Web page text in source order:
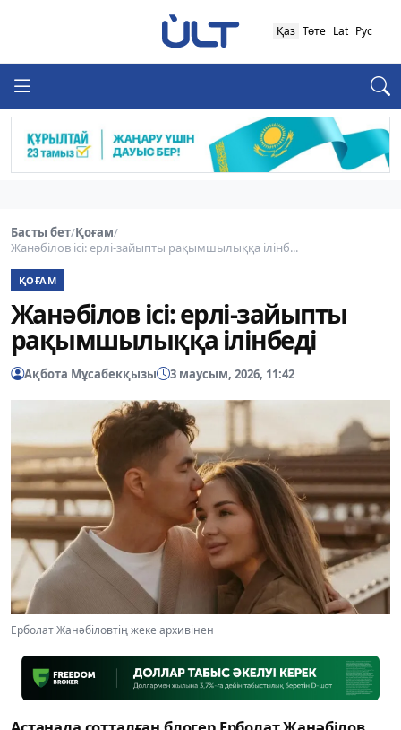
Қаз Төте Lat Рус
Басты бет/Қоғам/
Жанәбілов ісі: ерлі-зайыпты рақымшылыққа ілінб...
ҚОҒАМ
Жанәбілов ісі: ерлі-зайыпты
рақымшылыққа ілінбеді
Ақбота Мұсабекқызы 3 маусым, 2026, 11:42
Ерболат Жанәбіловтің жеке архивінен